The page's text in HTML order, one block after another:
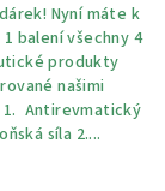
Nyní máte k
balení všechny 4
produkty
našimi
1. Antirevmatický
síla 2....